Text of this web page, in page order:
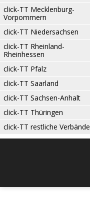
click-TT Mecklenburg-
Vorpommern
click-TT Niedersachsen
click-TT Rheinland-
Rheinhessen
click-TT Pfalz
click-TT Saarland
click-TT Sachsen-Anhalt
click-TT Thüringen
click-TT restliche Verbände